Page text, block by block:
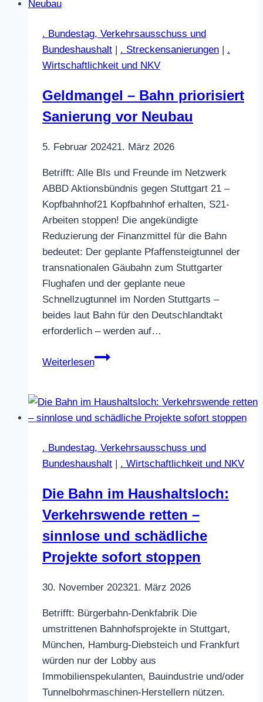
2025:
Bundesweiter
Aktionstag
eine
bessere
. Bundestag, Verkehrsausschuss und
Bundeshaushalt
. Streckensanierungen
.
Wirtschaftlichkeit und NKV
Geldmangel – Bahn priorisiert
Sanierung vor Neubau
5. Februar 202421. März 2026
Betrifft: Alle BIs und Freunde im Netzwerk
ABBD Aktionsbündnis gegen Stuttgart 21 –
Kopfbahnhof21 Kopfbahnhof erhalten, S21-
Arbeiten stoppen! Die angekündigte
Reduzierung der Finanzmittel für die Bahn
bedeutet: Der geplante Pfaffensteigtunnel der
transnationalen Gäubahn zum Stuttgarter
Flughafen und der geplante neue
Schnellzugtunnel im Norden Stuttgarts –
beides laut Bahn für den Deutschlandtakt
erforderlich – werden auf…
Weiterlesen
Geldmangel
priorisiert
Sanierung
Neubau
. Bundestag, Verkehrsausschuss und
Bundeshaushalt
. Wirtschaftlichkeit und NKV
Die Bahn im Haushaltsloch:
Verkehrswende retten –
sinnlose und schädliche
Projekte sofort stoppen
30. November 202321. März 2026
Betrifft: Bürgerbahn-Denkfabrik Die
umstrittenen Bahnhofsprojekte in Stuttgart,
München, Hamburg-Diebsteich und Frankfurt
würden nur der Lobby aus
Immobilienspekulanten, Bauindustrie und/oder
Tunnelbohrmaschinen-Herstellern nützen.